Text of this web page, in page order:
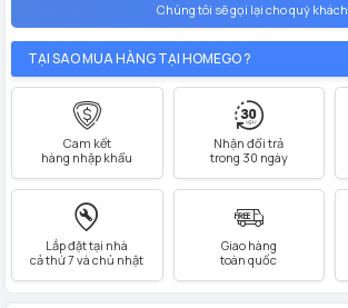
Chúng tôi sẽ gọi lại cho quý khách
TẠI SAO MUA HÀNG TẠI HOMEGO ?
Cam kết
hàng nhập khẩu
Nhận đổi trả
trong 30 ngày
Lắp đặt tại nhà
cả thứ 7 và chủ nhật
Giao hàng
toàn quốc